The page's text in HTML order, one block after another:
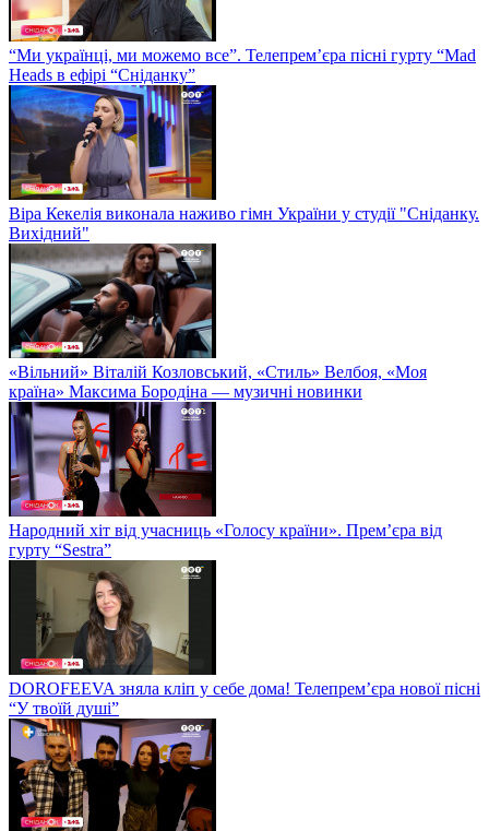
“Ми українці, ми можемо все”. Телепрем’єра пісні гурту “Mad
Heads в ефірі “Сніданку”
Віра Кекелія виконала наживо гімн України у студії "Сніданку.
Вихідний"
«Вільний» Віталій Козловський, «Стиль» Велбоя, «Моя
країна» Максима Бородіна — музичні новинки
Народний хіт від учасниць «Голосу країни». Прем’єра від
гурту “Sestra”
DOROFEEVA зняла кліп у себе дома! Телепрем’єра нової пісні
“У твоїй душі”